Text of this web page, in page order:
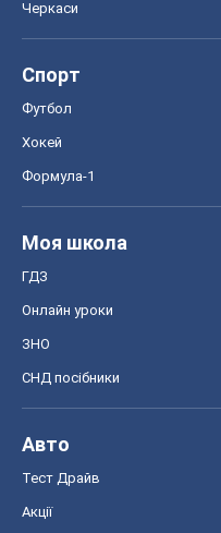
Черкаси
Спорт
Футбол
Хокей
Формула-1
Моя школа
ГДЗ
Онлайн уроки
ЗНО
СНД посібники
Авто
Тест Драйв
Акції